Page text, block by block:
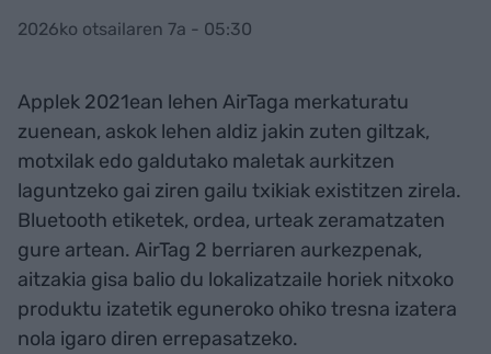
2026ko otsailaren 7a - 05:30
Applek 2021ean lehen AirTaga merkaturatu
zuenean, askok lehen aldiz jakin zuten giltzak,
motxilak edo galdutako maletak aurkitzen
laguntzeko gai ziren gailu txikiak existitzen zirela.
Bluetooth etiketek, ordea, urteak zeramatzaten
gure artean. AirTag 2 berriaren aurkezpenak,
aitzakia gisa balio du lokalizatzaile horiek nitxoko
produktu izatetik eguneroko ohiko tresna izatera
nola igaro diren errepasatzeko.